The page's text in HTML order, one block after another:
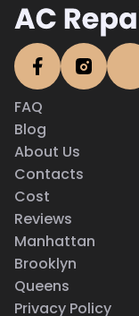
FAQ
Blog
About Us
Contacts
Cost
Reviews
Manhattan
Brooklyn
Queens
Privacy Policy